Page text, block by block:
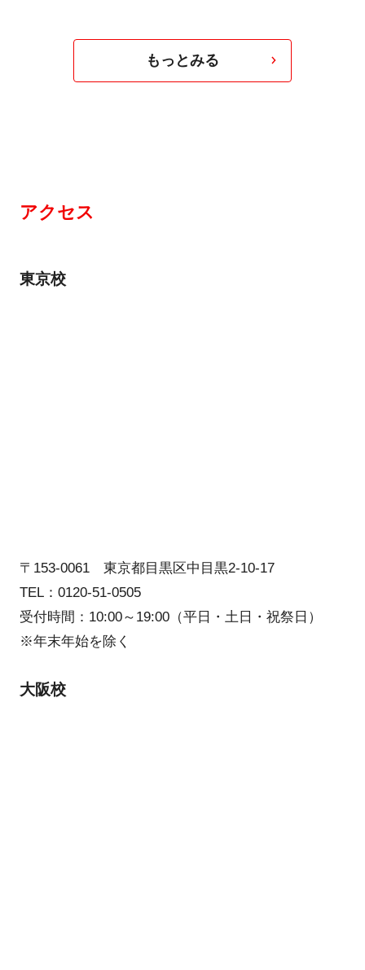
もっとみる
アクセス
東京校
〒153-0061 東京都目黒区中目黒2-10-17
TEL：0120-51-0505
受付時間：10:00～19:00（平日・土日・祝祭日）
※年末年始を除く
大阪校